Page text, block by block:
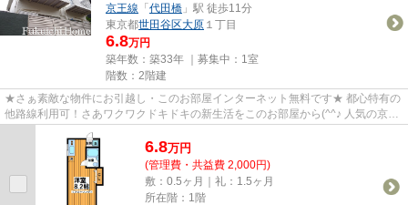
京王線 「代田橋 」駅 徒歩11分
東京都世田谷区大原 １丁目
6.8万円
築年数：築33年 ｜募集中： 1室
階数：2階建
★さぁ素敵な物件にお引越し・このお部屋インターネット無料です★ 都心特有の
他路線利用可！さあワクワクドキドキの新生活をこのお部屋から(^^♪ 人気の京王
線南側エリア、下北沢駅も利...
6.8万円
(管理費・共益費 2,000円)
敷：0.5ヶ月｜礼：1.5ヶ月
所在階：1階